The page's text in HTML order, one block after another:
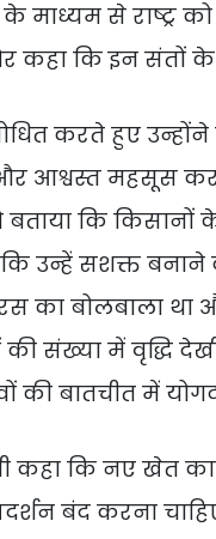
माध्यम से राष्ट्र
कहा कि इन संतों
करते हुए
आश्वस्त महसूस
कि
कि उन्हें सशक्त
का बोलबाला था
की संख्या में
की बातचीत में
कहा कि नए खेत
बंद करना